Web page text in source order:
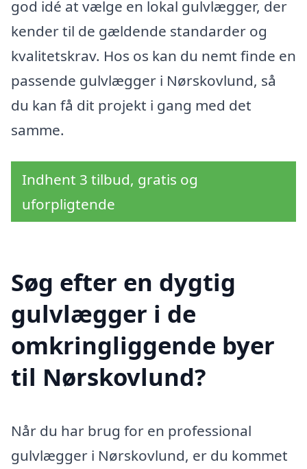
god idé at vælge en lokal gulvlægger, der
kender til de gældende standarder og
kvalitetskrav. Hos os kan du nemt finde en
passende gulvlægger i Nørskovlund, så
du kan få dit projekt i gang med det
samme.
Indhent 3 tilbud, gratis og
uforpligtende
Søg efter en dygtig
gulvlægger i de
omkringliggende byer
til Nørskovlund?
Når du har brug for en professional
gulvlægger i Nørskovlund, er du kommet